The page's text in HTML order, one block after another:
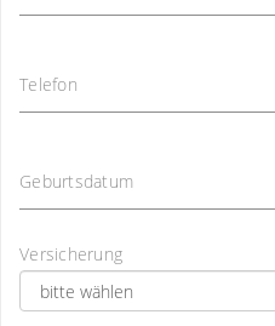
Telefon
Geburtsdatum
Versicherung